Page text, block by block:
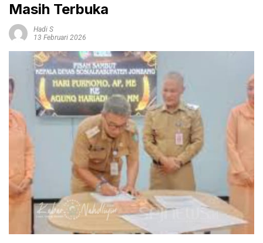
Masih Terbuka
Hadi S
13 Februari 2026